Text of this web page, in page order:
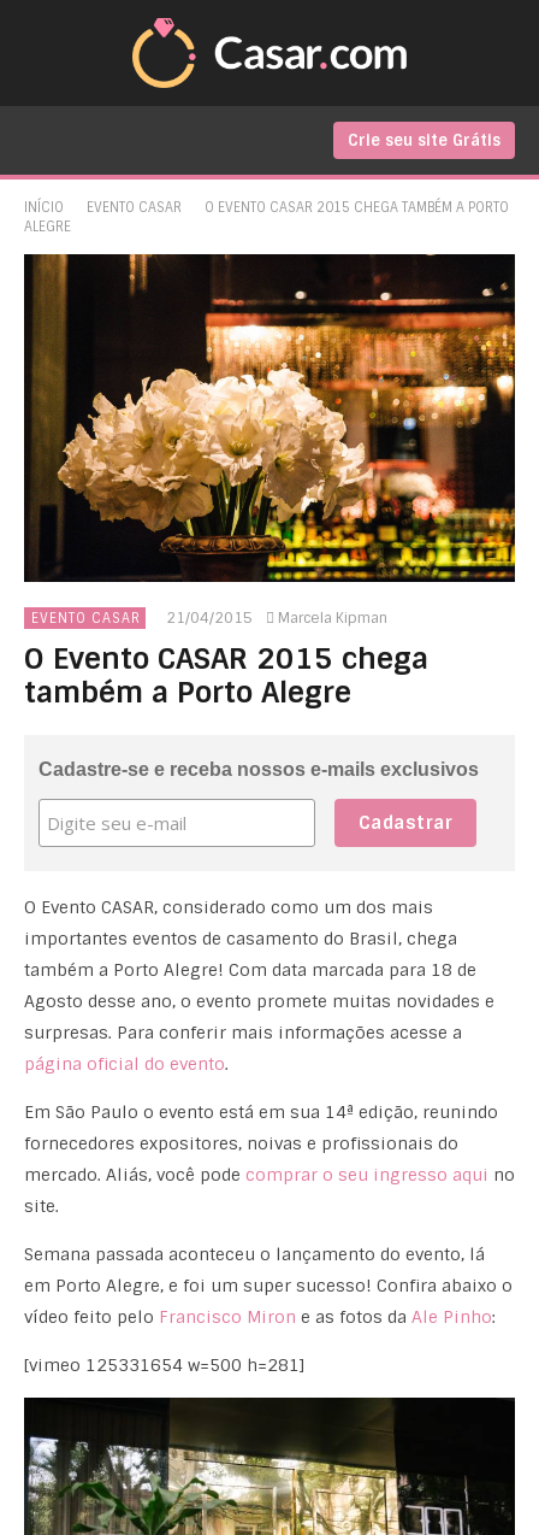
Crie seu site Grátis
INÍCIO EVENTO CASAR
O EVENTO CASAR 2015 CHEGA TAMBÉM A PORTO
ALEGRE
EVENTO CASAR 21/04/2015 Marcela Kipman
O Evento CASAR 2015 chega
também a Porto Alegre
Cadastre-se e receba nossos e-mails exclusivos
O Evento CASAR, considerado como um dos mais
importantes eventos de casamento do Brasil, chega
também a Porto Alegre! Com data marcada para 18 de
Agosto desse ano, o evento promete muitas novidades e
surpresas. Para conferir mais informações acesse a
página oficial do evento.
Em São Paulo o evento está em sua 14ª edição, reunindo
fornecedores expositores, noivas e profissionais do
mercado. Aliás, você pode comprar o seu ingresso aqui no
site.
Semana passada aconteceu o lançamento do evento, lá
em Porto Alegre, e foi um super sucesso! Confira abaixo o
vídeo feito pelo Francisco Miron e as fotos da Ale Pinho:
[vimeo 125331654 w=500 h=281]